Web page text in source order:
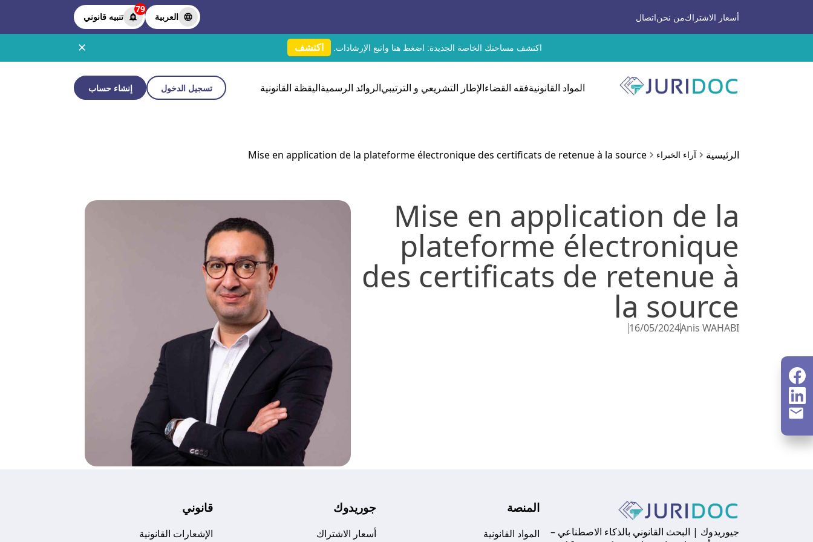
أسعار الاشتراكمن نحناتصال العربية
79
تنبيه قانوني
اكتشف مساحتك الخاصة الجديدة: اضغط هنا واتبع الإرشادات. اكتشف ✕
المواد القانونيةفقه القضاءالإطار التشريعي و الترتيبيالروائد الرسميةاليقظة القانونية تسجيل الدخول إنشاء حساب
الرئيسية آراء الخبراء Mise en application de la plateforme électronique des certificats de retenue à la source
Mise en application de la
plateforme électronique
des certificats de retenue à
la source
Anis WAHABI
16/05/2024
جيوريدوك | البحث القانوني بالذكاء الاصطناعي –
المنصة
المواد القانونية
جوريدوك
أسعار الاشتراك
قانوني
الإشعارات القانونية